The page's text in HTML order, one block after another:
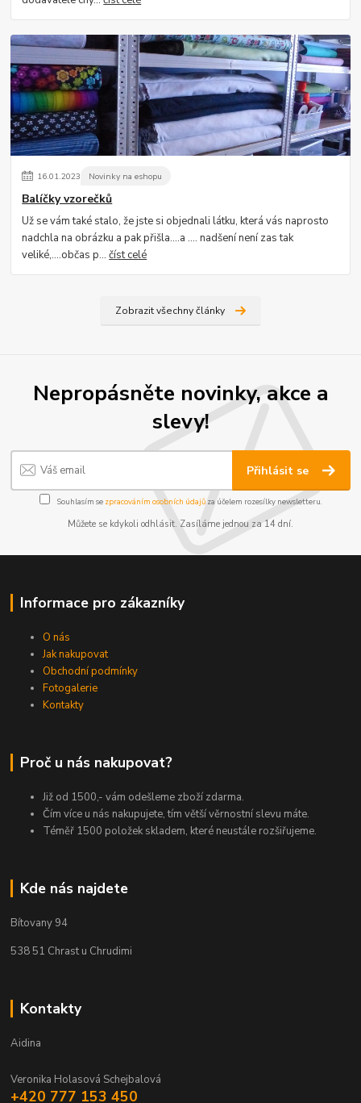
16.01.2023 Novinky na eshopu
Balíčky vzorečků
Už se vám také stalo, že jste si objednali látku, která vás naprosto
nadchla na obrázku a pak přišla....a .... nadšení není zas tak
veliké,....občas p...číst celé
Zobrazit všechny články
Nepropásněte novinky, akce a
slevy!
Přihlásit se
Souhlasím se zpracováním osobních údajůza účelem rozesílky newsletteru.
Můžete se kdykoli odhlásit. Zasíláme jednou za 14 dní.
Informace pro zákazníky
O nás
Jak nakupovat
Obchodní podmínky
Fotogalerie
Kontakty
Proč u nás nakupovat?
Již od 1500,- vám odešleme zboží zdarma.
Čím více u nás nakupujete, tím větší věrnostní slevu máte.
Téměř 1500 položek skladem, které neustále rozšiřujeme.
Kde nás najdete
Bítovany 94
538 51 Chrast u Chrudimi
Kontakty
Aidina
Veronika Holasová Schejbalová
+420 777 153 450